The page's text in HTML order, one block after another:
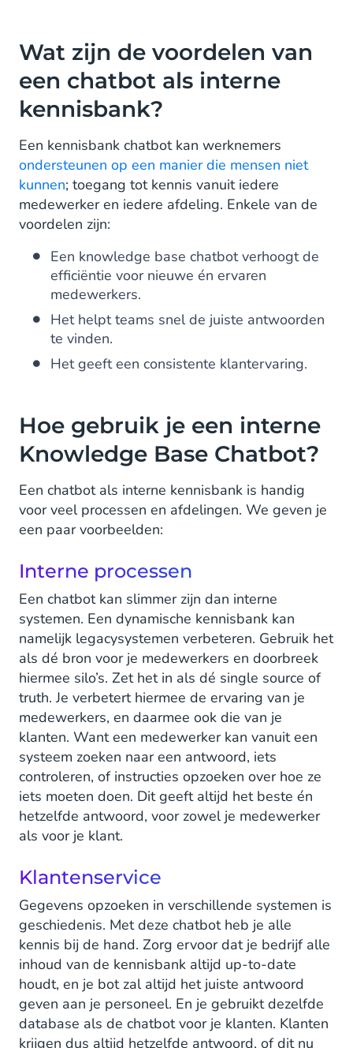
Wat zijn de voordelen van
een chatbot als interne
kennisbank?
Een kennisbank chatbot kan werknemers
ondersteunen op een manier die mensen niet
kunnen; toegang tot kennis vanuit iedere
medewerker en iedere afdeling. Enkele van de
voordelen zijn:
Een knowledge base chatbot verhoogt de
efficiëntie voor nieuwe én ervaren
medewerkers.
Het helpt teams snel de juiste antwoorden
te vinden.
Het geeft een consistente klantervaring.
Hoe gebruik je een interne
Knowledge Base Chatbot?
Een chatbot als interne kennisbank is handig
voor veel processen en afdelingen. We geven je
een paar voorbeelden:
Interne processen
Een chatbot kan slimmer zijn dan interne
systemen. Een dynamische kennisbank kan
namelijk legacysystemen verbeteren. Gebruik het
als dé bron voor je medewerkers en doorbreek
hiermee silo’s. Zet het in als dé single source of
truth. Je verbetert hiermee de ervaring van je
medewerkers, en daarmee ook die van je
klanten. Want een medewerker kan vanuit een
systeem zoeken naar een antwoord, iets
controleren, of instructies opzoeken over hoe ze
iets moeten doen. Dit geeft altijd het beste én
hetzelfde antwoord, voor zowel je medewerker
als voor je klant.
Klantenservice
Gegevens opzoeken in verschillende systemen is
geschiedenis. Met deze chatbot heb je alle
kennis bij de hand. Zorg ervoor dat je bedrijf alle
inhoud van de kennisbank altijd up-to-date
houdt, en je bot zal altijd het juiste antwoord
geven aan je personeel. En je gebruikt dezelfde
database als de chatbot voor je klanten. Klanten
krijgen dus altijd hetzelfde antwoord, of dit nu